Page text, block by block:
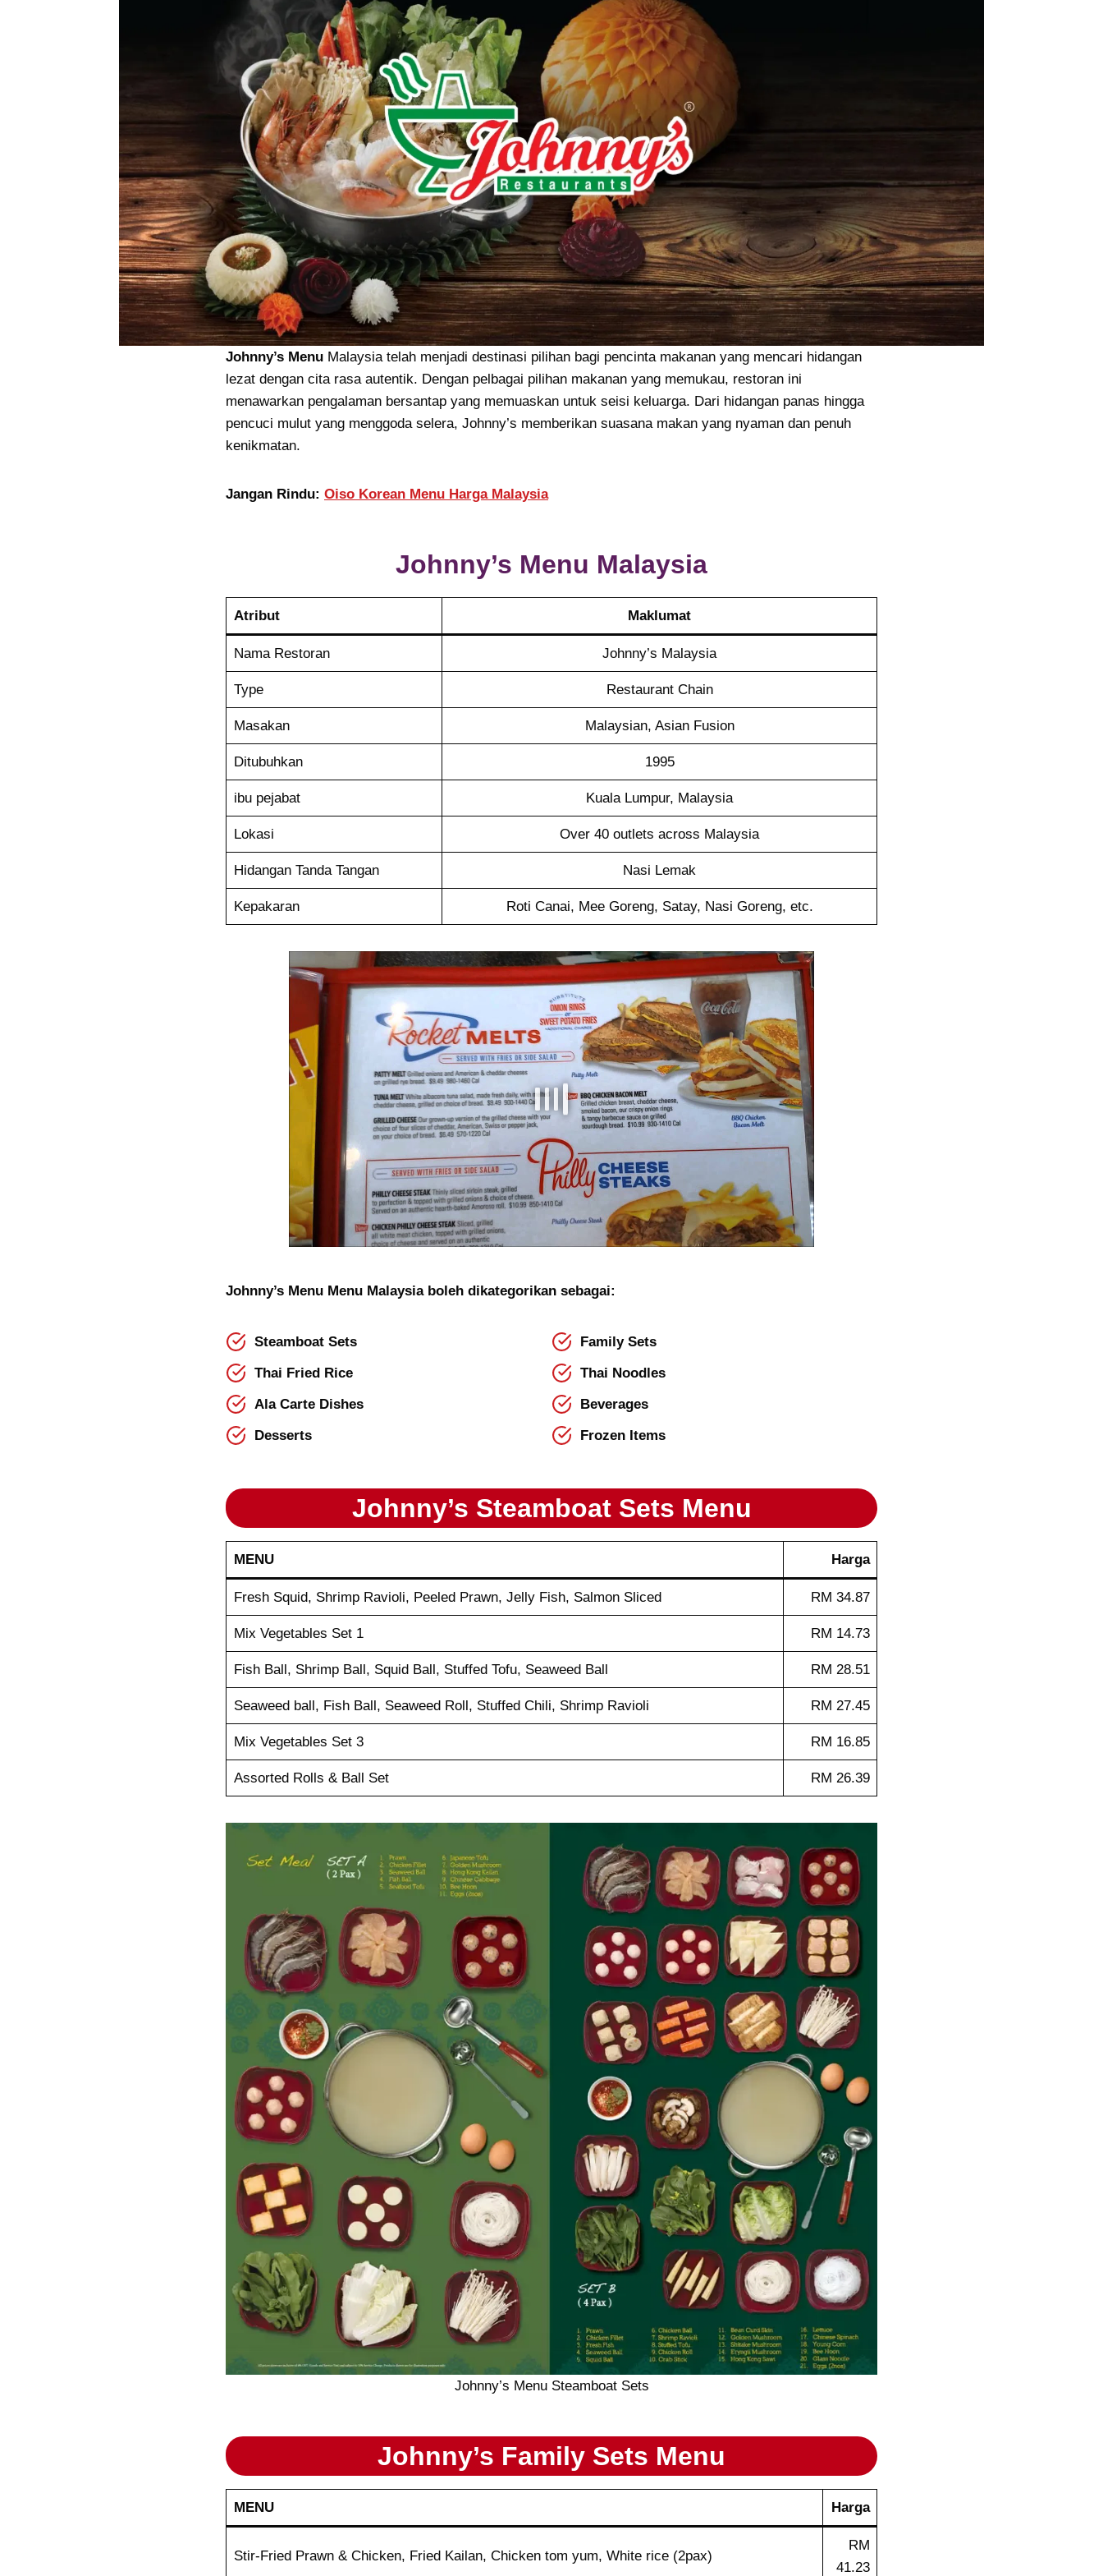
Johnny’s Menu Malaysia telah menjadi destinasi pilihan bagi pencinta makanan yang mencari hidangan
lezat dengan cita rasa autentik. Dengan pelbagai pilihan makanan yang memukau, restoran ini
menawarkan pengalaman bersantap yang memuaskan untuk seisi keluarga. Dari hidangan panas hingga
pencuci mulut yang menggoda selera, Johnny’s memberikan suasana makan yang nyaman dan penuh
kenikmatan.
Jangan Rindu: Oiso Korean Menu Harga Malaysia
Johnny’s Menu Malaysia
Atribut Maklumat
Nama Restoran Johnny’s Malaysia
Type Restaurant Chain
Masakan Malaysian, Asian Fusion
Ditubuhkan 1995
ibu pejabat Kuala Lumpur, Malaysia
Lokasi Over 40 outlets across Malaysia
Hidangan Tanda Tangan Nasi Lemak
Kepakaran Roti Canai, Mee Goreng, Satay, Nasi Goreng, etc.
Johnny’s Menu Menu Malaysia boleh dikategorikan sebagai:
Steamboat Sets
Family Sets
Thai Fried Rice
Thai Noodles
Ala Carte Dishes
Beverages
Desserts
Frozen Items
Johnny’s Steamboat Sets Menu
MENU Harga
Fresh Squid, Shrimp Ravioli, Peeled Prawn, Jelly Fish, Salmon Sliced RM 34.87
Mix Vegetables Set 1 RM 14.73
Fish Ball, Shrimp Ball, Squid Ball, Stuffed Tofu, Seaweed Ball RM 28.51
Seaweed ball, Fish Ball, Seaweed Roll, Stuffed Chili, Shrimp Ravioli RM 27.45
Mix Vegetables Set 3 RM 16.85
Assorted Rolls & Ball Set RM 26.39
Johnny’s Menu Steamboat Sets
Johnny’s Family Sets Menu
MENU Harga
Stir-Fried Prawn & Chicken, Fried Kailan, Chicken tom yum, White rice (2pax)
RM
41.23